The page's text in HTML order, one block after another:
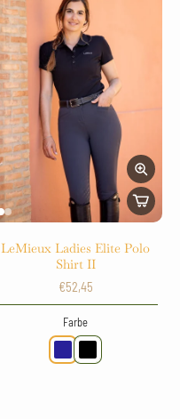
LeMieux Ladies Elite Polo
Shirt II
€52,45
Farbe